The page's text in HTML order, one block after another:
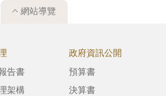
網站導覽
告書
架構
政府資訊公開
預算書
決算書